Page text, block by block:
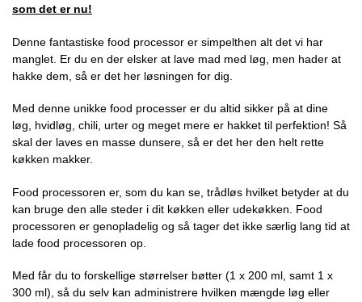
som det er nu!
Denne fantastiske food processor er simpelthen alt det vi har
manglet. Er du en der elsker at lave mad med løg, men hader at
hakke dem, så er det her løsningen for dig.
Med denne unikke food processer er du altid sikker på at dine
løg, hvidløg, chili, urter og meget mere er hakket til perfektion! Så
skal der laves en masse dunsere, så er det her den helt rette
køkken makker.
Food processoren er, som du kan se, trådløs hvilket betyder at du
kan bruge den alle steder i dit køkken eller udekøkken. Food
processoren er genopladelig og så tager det ikke særlig lang tid at
lade food processoren op.
Med får du to forskellige størrelser bøtter (1 x 200 ml, samt 1 x
300 ml), så du selv kan administrere hvilken mængde løg eller